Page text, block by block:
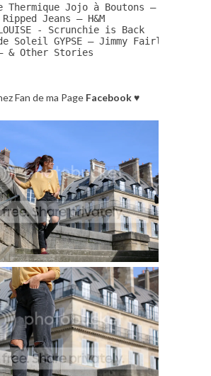
Thermique Jojo à Boutons – Urban
Jeans – H&M
- Scrunchie is Back
Soleil GYPSE – Jimmy Fairly
& Other Stories
Fan de ma Page Facebook♥